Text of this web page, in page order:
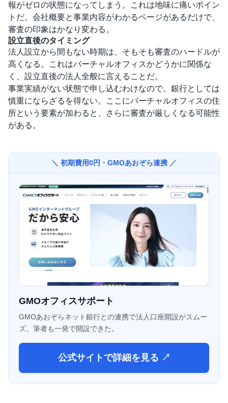
報がゼロの状態になってしまう。これは地味に痛いポイン
トだ。会社概要と事業内容がわかるページがあるだけで、
審査の印象はかなり変わる。
設立直後のタイミング
法人設立から間もない時期は、そもそも審査のハードルが
高くなる。これはバーチャルオフィスかどうかに関係な
く、設立直後の法人全般に言えることだ。
事業実績がない状態で申し込むわけなので、銀行としては
慎重にならざるを得ない。ここにバーチャルオフィスの住
所という要素が加わると、さらに審査が厳しくなる可能性
がある。
＼ 初期費用0円・GMOあおぞら連携 ／
GMOオフィスサポート
GMOあおぞらネット銀行との連携で法人口座開設がスムー
ズ。筆者も一発で開設できた。
公式サイトで詳細を見る ↗